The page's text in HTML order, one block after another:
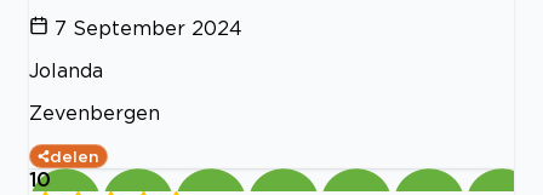
7 September 2024
Jolanda
Zevenbergen
delen
10